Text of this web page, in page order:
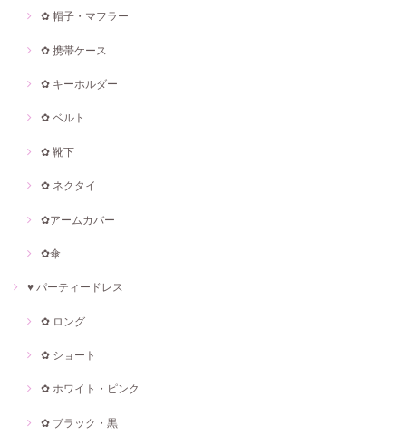
✿ 帽子・マフラー
✿ 携帯ケース
✿ キーホルダー
✿ ベルト
✿ 靴下
✿ ネクタイ
✿アームカバー
✿傘
♥ パーティードレス
✿ ロング
✿ ショート
✿ ホワイト・ピンク
✿ ブラック・黒